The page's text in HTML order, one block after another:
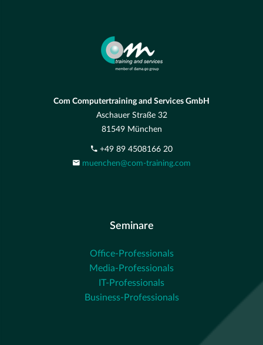
Com Computertraining and Services GmbH
Aschauer Straße 32
81549 München
+49 89 4508166 20
muenchen@com-training.com
Seminare
Office-Professionals
Media-Professionals
IT-Professionals
Business-Professionals